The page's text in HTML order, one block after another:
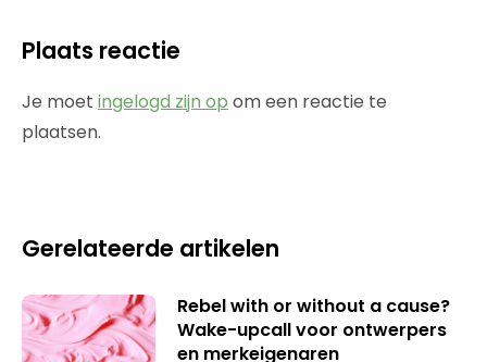
Plaats reactie
Je moet ingelogd zijn op om een reactie te
plaatsen.
Gerelateerde artikelen
Rebel with or without a cause?
Wake-upcall voor ontwerpers
en merkeigenaren